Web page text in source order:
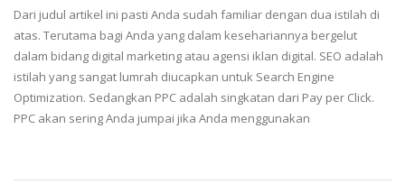
Dari judul artikel ini pasti Anda sudah familiar dengan dua istilah di
atas. Terutama bagi Anda yang dalam kesehariannya bergelut
dalam bidang digital marketing atau agensi iklan digital. SEO adalah
istilah yang sangat lumrah diucapkan untuk Search Engine
Optimization. Sedangkan PPC adalah singkatan dari Pay per Click.
PPC akan sering Anda jumpai jika Anda menggunakan